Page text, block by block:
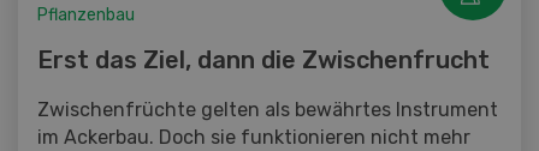
Pflanzenbau
Erst das Ziel, dann die Zwischenfrucht
Zwischenfrüchte gelten als bewährtes Instrument
im Ackerbau. Doch sie funktionieren nicht mehr